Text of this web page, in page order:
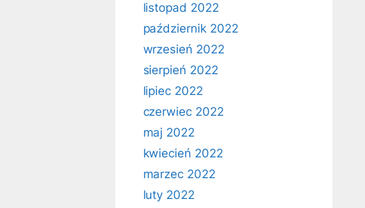
listopad 2022
październik 2022
wrzesień 2022
sierpień 2022
lipiec 2022
czerwiec 2022
maj 2022
kwiecień 2022
marzec 2022
luty 2022